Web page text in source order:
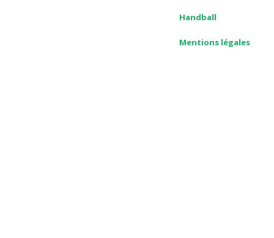
Handball
Mentions légales